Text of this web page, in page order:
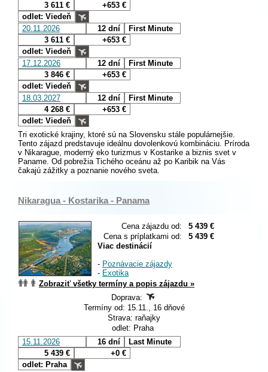
3 611 €
+653 €
odlet: Viedeň
20.11.2026
12 dní
First Minute
3 611 €
+653 €
odlet: Viedeň
17.12.2026
12 dní
First Minute
3 846 €
+653 €
odlet: Viedeň
18.03.2027
12 dní
First Minute
4 268 €
+653 €
odlet: Viedeň
Tri exotické krajiny, ktoré sú na Slovensku stále populárnejšie.
Tento zájazd predstavuje ideálnu dovolenkovú kombináciu. Príroda
v Nikarague, moderný eko turizmus v Kostarike a biznis svet v
Paname. Od pobrežia Tichého oceánu až po Karibik na Vás
čakajú zážitky a poznanie nového sveta.
Nikaragua - Kostarika - Panama
Cena zájazdu od:
5 439 €
Cena s príplatkami od:
5 439 €
Viac destinácií
- Poznávacie zájazdy
- Exotika
Zobraziť všetky termíny a popis zájazdu »
Doprava:
Termíny od: 15.11., 16 dňové
Strava: raňajky
odlet: Praha
15.11.2026
16 dní
Last Minute
5 439 €
+0 €
odlet: Praha